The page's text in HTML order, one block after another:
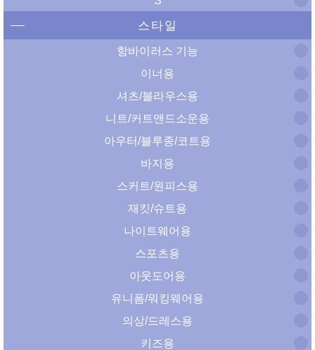
스타일
항바이러스 기능
이너용
셔츠/블라우스용
니트/커트앤드소운용
아우터/블루종/코트용
바지용
스커트/원피스용
재킷/슈트용
나이트웨어용
스포츠용
아웃도어용
유니폼/워킹웨어용
의상/드레스용
키즈용